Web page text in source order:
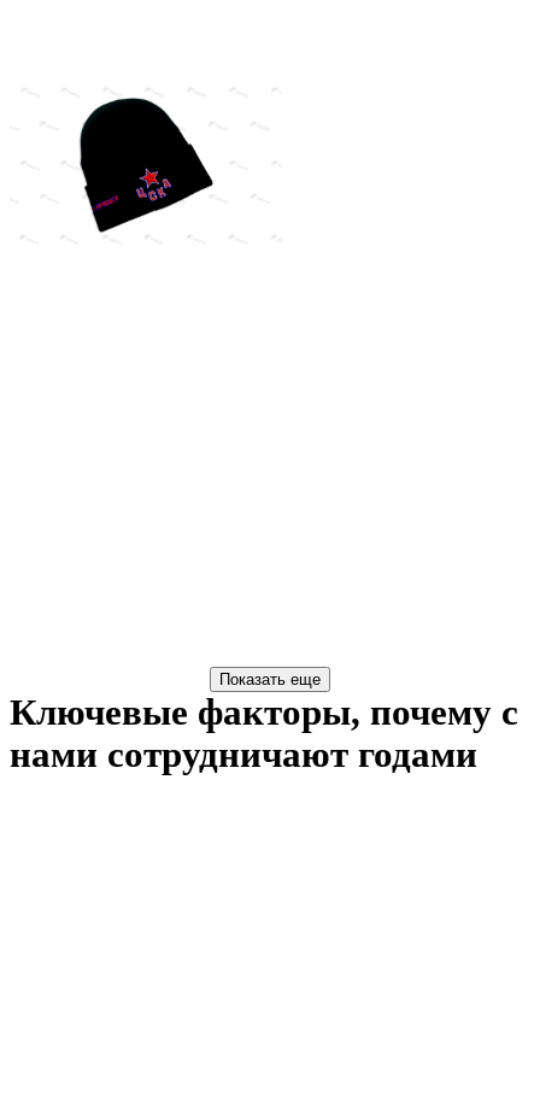
Ключевые факторы, почему с
нами сотрудничают годами